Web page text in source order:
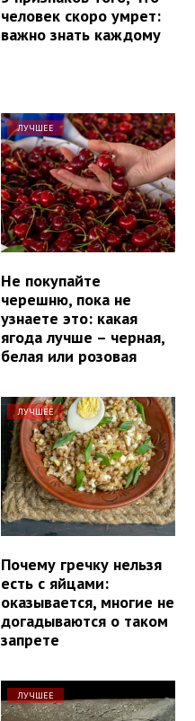
человек скоро умрет:
важно знать каждому
ЛУЧШЕЕ
Не покупайте
черешню, пока не
узнаете это: какая
ягода лучше – черная,
белая или розовая
ЛУЧШЕЕ
Почему гречку нельзя
есть с яйцами:
оказывается, многие не
догадываются о таком
запрете
ЛУЧШЕЕ